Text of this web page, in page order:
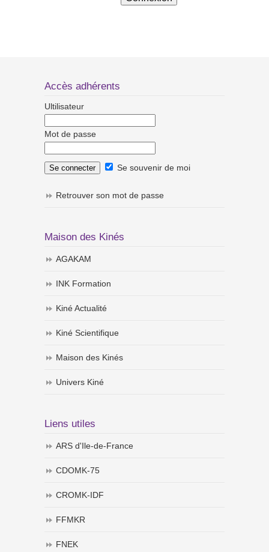
Accès adhérents
Ultilisateur
Mot de passe
Se souvenir de moi
Retrouver son mot de passe
Maison des Kinés
AGAKAM
INK Formation
Kiné Actualité
Kiné Scientifique
Maison des Kinés
Univers Kiné
Liens utiles
ARS d'Ile-de-France
CDOMK-75
CROMK-IDF
FFMKR
FNEK